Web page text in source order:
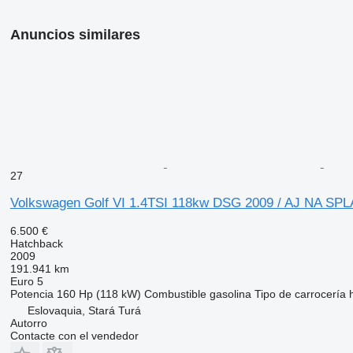
szervokormány
8 hangszóró
kormányról vezérelhető hifi
multifunkcionális kijelző
autóbeszámítás lehetséges
azonnal elvihető
rendszeresen karbantartott
törzskönyv
végig vezetett szervizkönyv
ITT és MOST AKCIÓ! Visszanyerheti nálunk vásárolt autója
10 millió forintig! A Volkswagen Golf Plus 1.6 TDI egy rendkívül
takarékos és kényelmes családi autó
amelyből ez a példány különösen szép és megkímélt állapotú.
Anuncios similares
27
Volkswagen Golf VI 1.4TSI 118kw DSG 2009 / AJ NA
6.500 €
Hatchback
2009
191.941 km
Euro 5
Potencia 160 Hp (118 kW) Combustible gasolina Tipo de carrocería
Eslovaquia, Stará Turá
Autorro
Contacte con el vendedor